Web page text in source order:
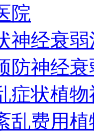
院
神经衰弱
防神经
症状植物
乱费用植